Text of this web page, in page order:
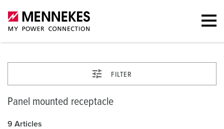
FILTER
Panel mounted receptacle
9 Articles